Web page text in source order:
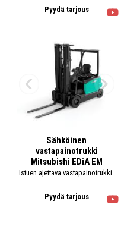
Pyydä tarjous
Sähköinen
vastapainotrukki
Mitsubishi EDiA EM
Istuen ajettava vastapainotrukki.
Pyydä tarjous